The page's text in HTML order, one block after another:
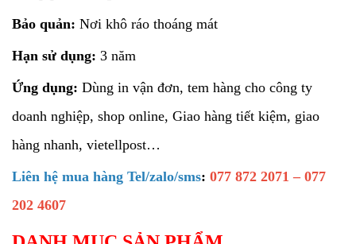
Bảo quản: Nơi khô ráo thoáng mát
Hạn sử dụng: 3 năm
Ứng dụng: Dùng in vận đơn, tem hàng cho công ty
doanh nghiệp, shop online, Giao hàng tiết kiệm, giao
hàng nhanh, vietellpost…
Liên hệ mua hàng Tel/zalo/sms: 077 872 2071 – 077
202 4607